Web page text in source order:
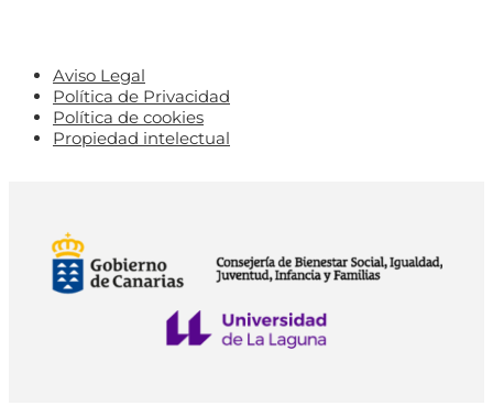
Aviso Legal
Política de Privacidad
Política de cookies
Propiedad intelectual